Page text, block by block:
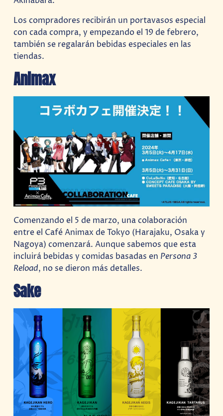
Los compradores recibirán un portavasos especial
con cada compra, y empezando el 19 de febrero,
también se regalarán bebidas especiales en las
tiendas.
Animax
Comenzando el 5 de marzo, una colaboración
entre el Café Animax de Tokyo (Harajaku, Osaka y
Nagoya) comenzará. Aunque sabemos que esta
incluirá bebidas y comidas basadas en Persona 3
Reload, no se dieron más detalles.
Sake